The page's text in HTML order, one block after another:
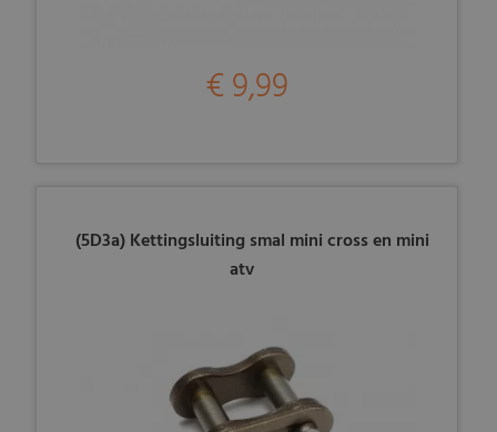
€ 9,99
(5D3a) Kettingsluiting smal mini cross en mini
atv